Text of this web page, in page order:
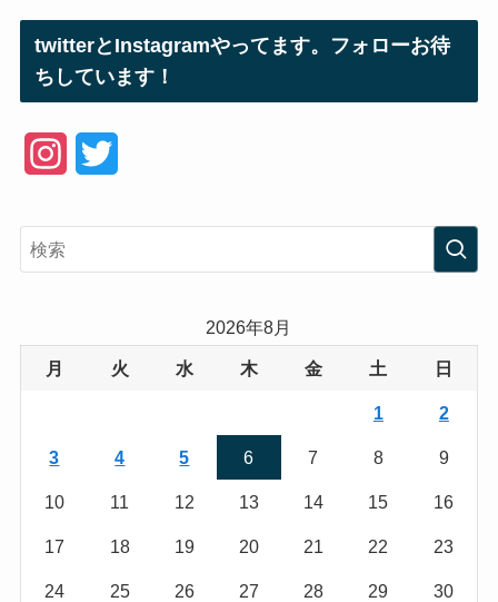
twitterとInstagramやってます。フォローお待
ちしています！
e
2026年8月
月 火 水 木 金 土 日
1 2
3 4 5 6 7 8 9
10 11 12 13 14 15 16
17 18 19 20 21 22 23
24 25 26 27 28 29 30